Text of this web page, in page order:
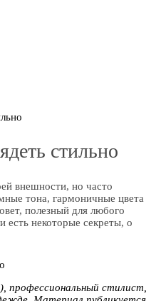
стильно
внешности, но часто
тона, гармоничные цвета
полезный для любого
некоторые секреты, о
профессиональный стилист,